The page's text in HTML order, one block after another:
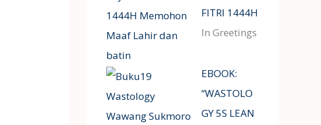
FITRI 1444H
In Greetings
EBOOK:
“WASTOLO
GY 5S LEAN